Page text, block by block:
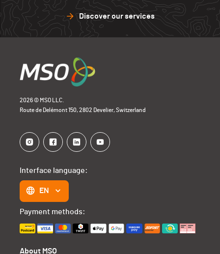
Discover our services
2026 © MSO LLC.
Route de Delémont 150, 2802 Develier, Switzerland
About MSO
Interface language:
EN
Payment methods: